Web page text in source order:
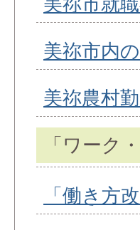
美祢市内
美祢農村
「ワーク
「働き方